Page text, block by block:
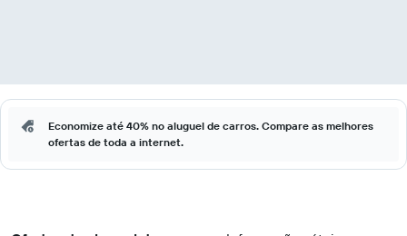
Economize até 40% no aluguel de carros. Compare as melhores
ofertas de toda a internet.